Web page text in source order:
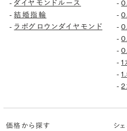
-ダイヤモンドルース
-結婚指輪
- ラボグロウンダイヤモンド
-
-
-
-
-
-1
-
-2
価格から探す シ